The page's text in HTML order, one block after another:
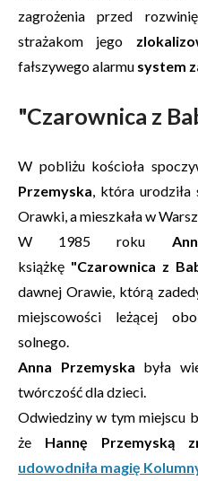
zagrożenia przed
strażakom jego
fałszywego alarmu system
"Czarownica z
W pobliżu kościoła
Przemyska, która urodziła
Orawki, a mieszkała w
W 1985 roku
książkę "Czarownica z
dawnej Orawie, którą
miejscowości leżącej
solnego.
Anna Przemyska była
twórczość dla dzieci.
Odwiedziny w tym miejscu
że Hannę Przemyską
udowodniła magię